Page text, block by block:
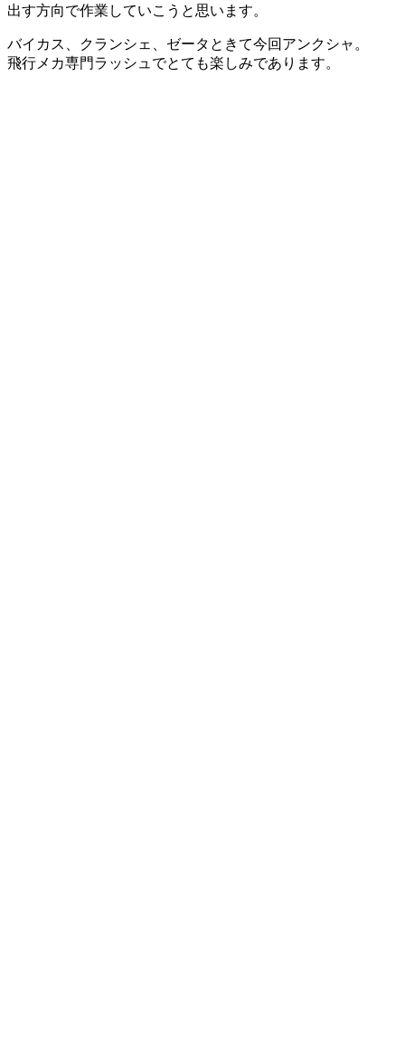
出す方向で作業していこうと思います。
バイカス、クランシェ、ゼータときて今回アンクシャ。
飛行メカ専門ラッシュでとても楽しみであります。